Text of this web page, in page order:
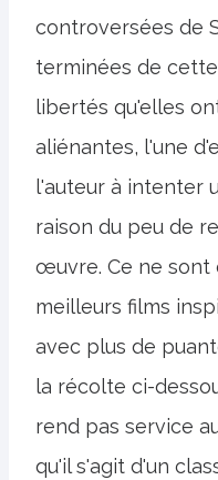
controversées de
terminées de
libertés qu'elles
aliénantes, l'une
l'auteur à intenter
raison du peu de
œuvre. Ce ne sont
meilleurs films
avec plus de
la récolte ci-
rend pas service
qu'il s'agit d'un